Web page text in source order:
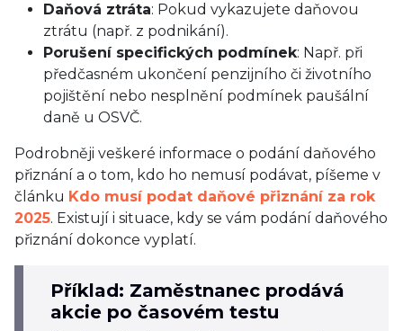
Daňová ztráta: Pokud vykazujete daňovou
ztrátu (např. z podnikání).
Porušení specifických podmínek: Např. při
předčasném ukončení penzijního či životního
pojištění nebo nesplnění podmínek paušální
daně u OSVČ.
Podrobněji veškeré informace o podání daňového
přiznání a o tom, kdo ho nemusí podávat, píšeme v
článku Kdo musí podat daňové přiznání za rok
2025. Existují i situace, kdy se vám podání daňového
přiznání dokonce vyplatí.
Příklad: Zaměstnanec prodává
akcie po časovém testu